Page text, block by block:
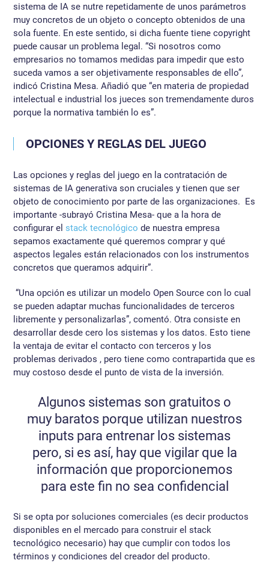
sistema de IA se nutre repetidamente de unos parámetros
muy concretos de un objeto o concepto obtenidos de una
sola fuente. En este sentido, si dicha fuente tiene copyright
puede causar un problema legal. “Si nosotros como
empresarios no tomamos medidas para impedir que esto
suceda vamos a ser objetivamente responsables de ello”,
indicó Cristina Mesa. Añadió que “en materia de propiedad
intelectual e industrial los jueces son tremendamente duros
porque la normativa también lo es”.
OPCIONES Y REGLAS DEL JUEGO
Las opciones y reglas del juego en la contratación de
sistemas de IA generativa son cruciales y tienen que ser
objeto de conocimiento por parte de las organizaciones. Es
importante -subrayó Cristina Mesa- que a la hora de
configurar elstack tecnológico de nuestra empresa
sepamos exactamente qué queremos comprar y qué
aspectos legales están relacionados con los instrumentos
concretos que queramos adquirir”.
“Una opción es utilizar un modelo Open Source con lo cual
se pueden adaptar muchas funcionalidades de terceros
libremente y personalizarlas”, comentó. Otra consiste en
desarrollar desde cero los sistemas y los datos. Esto tiene
la ventaja de evitar el contacto con terceros y los
problemas derivados , pero tiene como contrapartida que es
muy costoso desde el punto de vista de la inversión.
Algunos sistemas son gratuitos o
muy baratos porque utilizan nuestros
inputs para entrenar los sistemas
pero, si es así, hay que vigilar que la
información que proporcionemos
para este fin no sea confidencial
Si se opta por soluciones comerciales (es decir productos
disponibles en el mercado para construir el stack
tecnológico necesario) hay que cumplir con todos los
términos y condiciones del creador del producto.